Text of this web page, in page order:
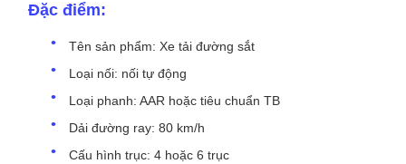
Đặc điểm:
Tên sản phẩm: Xe tải đường sắt
Loại nối: nối tự động
Loại phanh: AAR hoặc tiêu chuẩn TB
Dải đường ray: 80 km/h
Cấu hình trục: 4 hoặc 6 trục